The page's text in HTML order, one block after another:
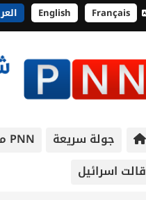
English Français
جولة سريعة PNN مختارات
قالت اسرائيل